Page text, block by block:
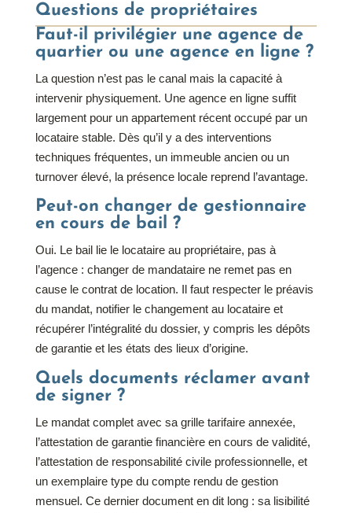
Questions de propriétaires
Faut-il privilégier une agence de
quartier ou une agence en ligne ?
La question n’est pas le canal mais la capacité à
intervenir physiquement. Une agence en ligne suffit
largement pour un appartement récent occupé par un
locataire stable. Dès qu’il y a des interventions
techniques fréquentes, un immeuble ancien ou un
turnover élevé, la présence locale reprend l’avantage.
Peut-on changer de gestionnaire
en cours de bail ?
Oui. Le bail lie le locataire au propriétaire, pas à
l’agence : changer de mandataire ne remet pas en
cause le contrat de location. Il faut respecter le préavis
du mandat, notifier le changement au locataire et
récupérer l’intégralité du dossier, y compris les dépôts
de garantie et les états des lieux d’origine.
Quels documents réclamer avant
de signer ?
Le mandat complet avec sa grille tarifaire annexée,
l’attestation de garantie financière en cours de validité,
l’attestation de responsabilité civile professionnelle, et
un exemplaire type du compte rendu de gestion
mensuel. Ce dernier document en dit long : sa lisibilité